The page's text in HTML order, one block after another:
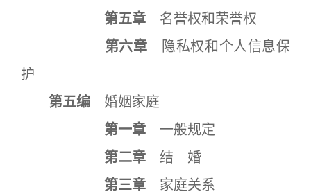
第五章 名誉权和荣誉权
第六章 隐私权和个人信息保
护
第五编 婚姻家庭
第一章 一般规定
第二章 结 婚
第三章 家庭关系